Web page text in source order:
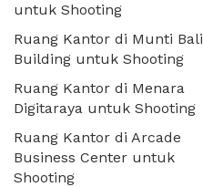
untuk Shooting
Ruang Kantor di Munti Bali
Building untuk Shooting
Ruang Kantor di Menara
Digitaraya untuk Shooting
Ruang Kantor di Arcade
Business Center untuk
Shooting